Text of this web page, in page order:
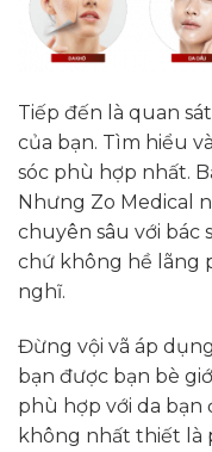
Tiếp đến là quan
của bạn. Tìm hiểu
sóc phù hợp nhất.
Nhưng Zo Medical
chuyên sâu với bác
chứ không hề lãng
nghĩ.
Đừng vội vã áp
bạn được bạn bè
phù hợp với da bạn
không nhất thiết là